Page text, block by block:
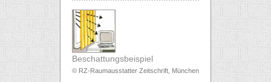
Beschattungsbeispiel
© RZ-Raumausstatter Zeitschrift, München